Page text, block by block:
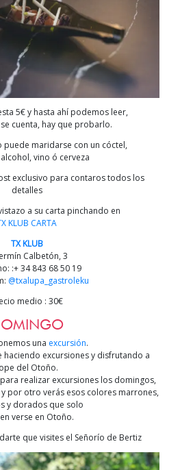
5€ y hasta ahí podemos leer,
cuenta, hay que probarlo.
puede maridarse con un cóctel,
vino ó cerveza
exclusivo para contaros todos los
detalles
a su carta pinchando en
KLUB CARTA
TX KLUB
Calbetón, 3
:+ 34 843 68 50 19
@txalupa_gastroleku
medio : 30€
una excursión.
haciendo excursiones y disfrutando a
del Otoño.
realizar excursiones los domingos,
por otro verás esos colores marrones,
y dorados que solo
verse en Otoño.
que visites el Señorío de Bertiz